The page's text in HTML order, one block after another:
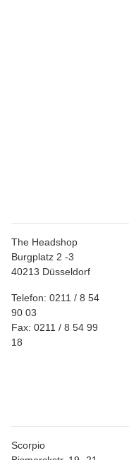
The Headshop
Burgplatz 2 -3
40213 Düsseldorf
Telefon: 0211 / 8 54
90 03
Fax: 0211 / 8 54 99
18
Scorpio